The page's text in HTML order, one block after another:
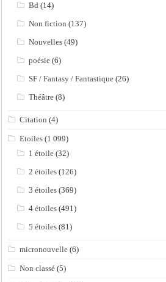
Bd (14)
Non fiction (137)
Nouvelles (49)
poésie (6)
SF / Fantasy / Fantastique (26)
Théâtre (8)
Citation (4)
Etoiles (1 099)
1 étoile (32)
2 étoiles (126)
3 étoiles (369)
4 étoiles (491)
5 étoiles (81)
micronouvelle (6)
Non classé (5)